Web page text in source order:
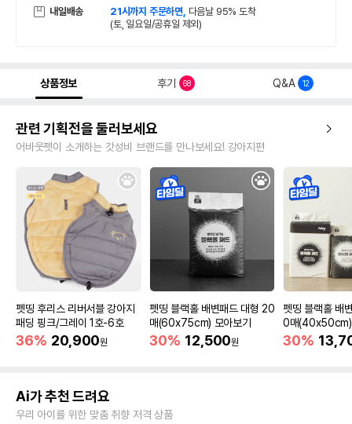
내일배송 21시까지 주문하면, 다음날 95% 도착
(토, 일요일/공휴일 제외)
상품정보 후기 68 Q&A 12
관련 기획전을 둘러보세요
어바웃펫이 소개하는 갓성비 브랜드를 만나보세요! 강아지편
펫띵 후리스 리버서블 강아지
패딩 핑크/그레이 1호-6호
36% 20,900원
펫띵 블랙홀 배변패드 대형 20
매(60x75cm) 모아보기
30% 12,500원
펫띵 블랙홀 배
0매(40x50cm)
30%
Ai가 추천 드려요
우리 아이를 위한 맞춤 취향 저격 상품